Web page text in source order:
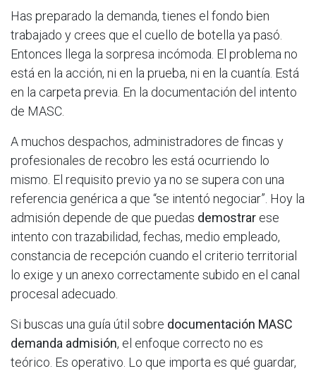
Has preparado la demanda, tienes el fondo bien
trabajado y crees que el cuello de botella ya pasó.
Entonces llega la sorpresa incómoda. El problema no
está en la acción, ni en la prueba, ni en la cuantía. Está
en la carpeta previa. En la documentación del intento
de MASC.
A muchos despachos, administradores de fincas y
profesionales de recobro les está ocurriendo lo
mismo. El requisito previo ya no se supera con una
referencia genérica a que “se intentó negociar”. Hoy la
admisión depende de que puedas demostrar ese
intento con trazabilidad, fechas, medio empleado,
constancia de recepción cuando el criterio territorial
lo exige y un anexo correctamente subido en el canal
procesal adecuado.
Si buscas una guía útil sobre documentación MASC
demanda admisión, el enfoque correcto no es
teórico. Es operativo. Lo que importa es qué guardar,